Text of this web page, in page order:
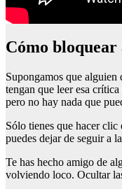
Cómo
Supongamos que
tengan que leer esa
pero no hay nada que
Sólo tienes que hacer clic
puedes dejar de seguir a
Te has hecho amigo de
volviendo loco. Ocultar